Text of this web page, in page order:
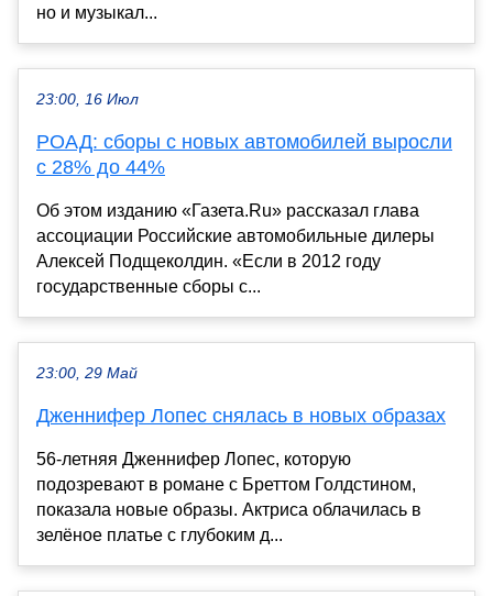
но и музыкал...
23:00, 16 Июл
РОАД: сборы с новых автомобилей выросли
с 28% до 44%
Об этом изданию «Газета.Ru» рассказал глава
ассоциации Российские автомобильные дилеры
Алексей Подщеколдин. «Если в 2012 году
государственные сборы с...
23:00, 29 Май
Дженнифер Лопес снялась в новых образах
56-летняя Дженнифер Лопес, которую
подозревают в романе с Бреттом Голдстином,
показала новые образы. Актриса облачилась в
зелёное платье с глубоким д...